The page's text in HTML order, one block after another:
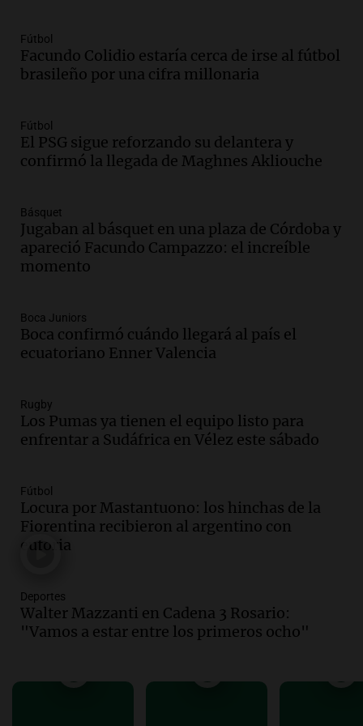
cuando el padre mira mucho el teléfono?
Educar entre todos
Episodios
Tecnológico en Villa María con dos
edificios icónicos
Panorama Federal
árbitros bajo la lupa tras fallos
controvertidos
Panorama Federal
Episodios
para modificar proyecto de propiedad
privada en el Senado Nacional
Panorama Federal
contrato entre cooperativa argentina y
Huawei en Neuquén
Panorama Federal
Audio.
la presencia de 70.000 bolivianos en la
provincia y su integración
Panorama Federal
recordó su paso por Perú: "Nos decía
siempre: ''Difundan el milagro''"
Viva la Radio
Audio.Santa Fe, segunda provincia con
Fútbol
Facundo Colidio estaría cerca de irse al fútbol
brasileño por una cifra millonaria
Fútbol
El PSG sigue reforzando su delantera y
confirmó la llegada de Maghnes Akliouche
Básquet
Jugaban al básquet en una plaza de Córdoba y
apareció Facundo Campazzo: el increíble
momento
Boca Juniors
Boca confirmó cuándo llegará al país el
ecuatoriano Enner Valencia
Rugby
Los Pumas ya tienen el equipo listo para
enfrentar a Sudáfrica en Vélez este sábado
Fútbol
Locura por Mastantuono: los hinchas de la
Fiorentina recibieron al argentino con
euforia
Deportes
Walter Mazzanti en Cadena 3 Rosario:
"Vamos a estar entre los primeros ocho"